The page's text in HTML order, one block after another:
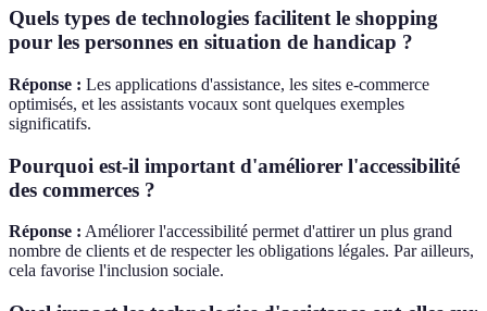
Quels types de technologies facilitent le shopping
pour les personnes en situation de handicap ?
Réponse : Les applications d'assistance, les sites e-commerce
optimisés, et les assistants vocaux sont quelques exemples
significatifs.
Pourquoi est-il important d'améliorer l'accessibilité
des commerces ?
Réponse : Améliorer l'accessibilité permet d'attirer un plus grand
nombre de clients et de respecter les obligations légales. Par ailleurs,
cela favorise l'inclusion sociale.